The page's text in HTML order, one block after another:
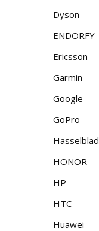
Dyson
ENDORFY
Ericsson
Garmin
Google
GoPro
Hasselblad
HONOR
HP
HTC
Huawei